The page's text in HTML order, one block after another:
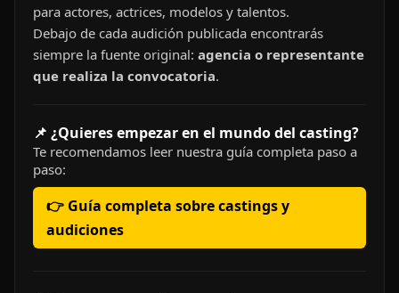
para actores, actrices, modelos y talentos.
Debajo de cada audición publicada encontrarás
siempre la fuente original: agencia o representante
que realiza la convocatoria.
📌 ¿Quieres empezar en el mundo del casting?
Te recomendamos leer nuestra guía completa paso a
paso:
👉 Guía completa sobre castings y
audiciones